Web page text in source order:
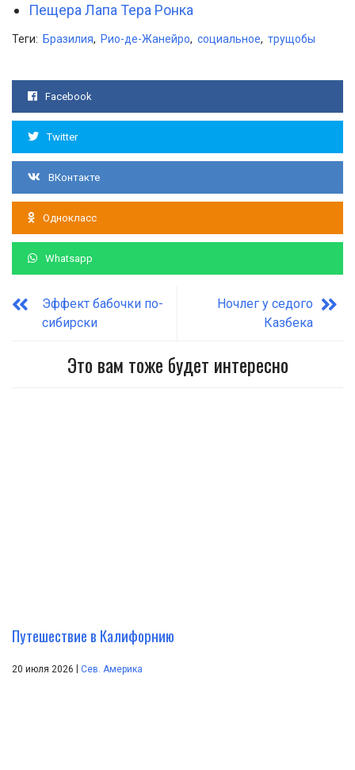
Пещера Лапа Тера Ронка
Теги: Бразилия, Рио-де-Жанейро, социальное, трущобы
Facebook
Twitter
ВКонтакте
Однокласс
Whatsapp
Эффект бабочки по-
сибирски
Ночлег у седого
Казбека
Это вам тоже будет интересно
Путешествие в Калифорнию
20 июля 2026 Сев. Америка